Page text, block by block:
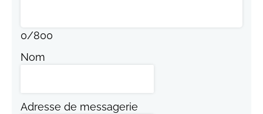
0/800
Nom
Adresse de messagerie